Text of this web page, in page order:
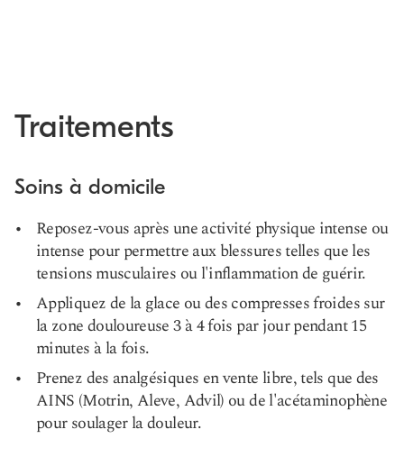
Traitements
Soins à domicile
Reposez-vous après une activité physique intense ou
intense pour permettre aux blessures telles que les
tensions musculaires ou l'inflammation de guérir.
Appliquez de la glace ou des compresses froides sur
la zone douloureuse 3 à 4 fois par jour pendant 15
minutes à la fois.
Prenez des analgésiques en vente libre, tels que des
AINS (Motrin, Aleve, Advil) ou de l'acétaminophène
pour soulager la douleur.